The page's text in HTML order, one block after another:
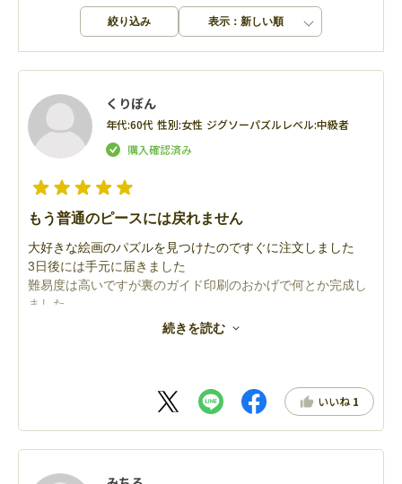
絞り込み 表示：新しい順
くりぼん
年代:60代 性別:女性 ジグソーパズルレベル:中級者
もう普通のピースには戻れません
大好きな絵画のパズルを見つけたのですぐに注文しました
3日後には手元に届きました
難易度は高いですが裏のガイド印刷のおかげで何とか完成し
ました
続きを読む
いいね 1